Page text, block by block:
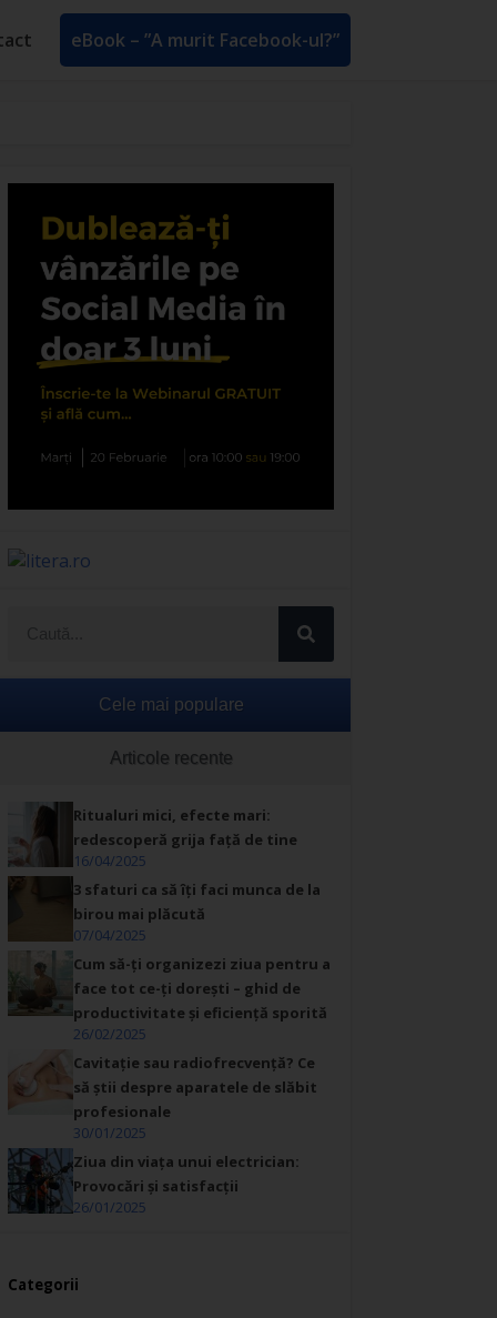
eBook – ”A murit Facebook-ul?”
Cele mai populare
Articole recente
Ritualuri mici, efecte mari:
redescoperă grija față de tine
16/04/2025
3 sfaturi ca să îți faci munca de la
birou mai plăcută
07/04/2025
Cum să-ți organizezi ziua pentru a
face tot ce-ți dorești – ghid de
productivitate și eficiență sporită
26/02/2025
Cavitație sau radiofrecvență? Ce
să știi despre aparatele de slăbit
profesionale
30/01/2025
Ziua din viața unui electrician:
Provocări și satisfacții
26/01/2025
Categorii